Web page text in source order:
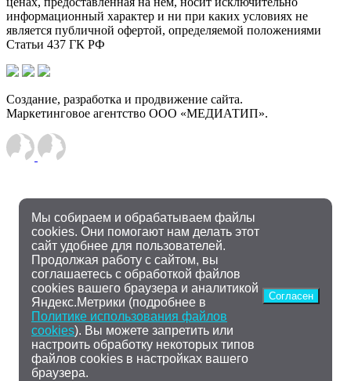
информационный характер и ни при каких условиях не
является публичной офертой, определяемой положениями
Статьи 437 ГК РФ
Создание, разработка и продвижение сайта.
Маркетинговое агентство ООО «МЕДИАТИП».
Мы собираем и обрабатываем файлы
cookies. Они помогают нам делать этот
сайт удобнее для пользователей.
Продолжая работу с сайтом, вы
соглашаетесь с обработкой файлов
cookies вашего браузера и аналитикой
Яндекс.Метрики (подробнее в
Политике использования файлов
cookies). Вы можете запретить или
настроить обработку некоторых типов
файлов cookies в настройках вашего
браузера.
Согласен